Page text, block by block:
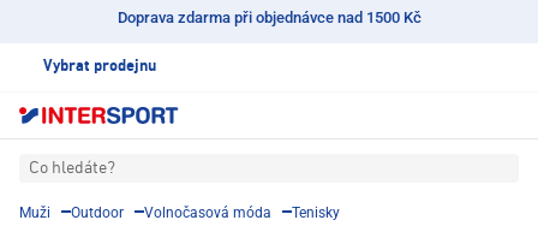
Doprava zdarma při objednávce nad 1500 Kč
Vybrat prodejnu
Co hledáte?
Muži Outdoor Volnočasová móda Tenisky